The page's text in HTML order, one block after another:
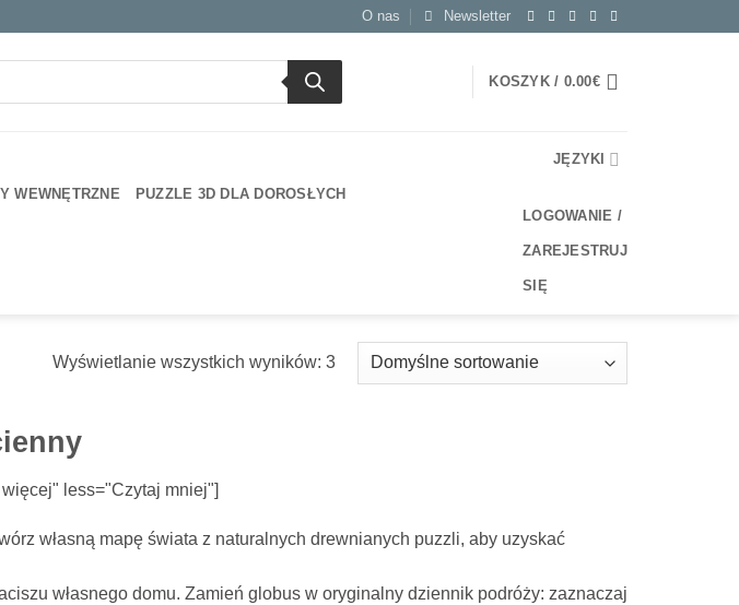
O nas Newsletter
KOSZYK / 0.00€
WEWNĘTRZNE PUZZLE 3D DLA DOROSŁYCH
JĘZYKI
LOGOWANIE /
ZAREJESTRUJ
SIĘ
Wyświetlanie wszystkich wyników: 3
less="Czytaj mniej"]
własną mapę świata z naturalnych drewnianych puzzli, aby uzyskać
własnego domu. Zamień globus w oryginalny dziennik podróży: zaznaczaj